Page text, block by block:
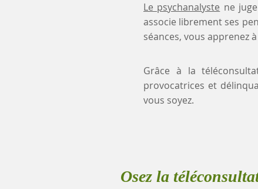
Le psychanalyste ne
associe librement ses
séances, vous apprenez
Grâce à la
provocatrices et
vous soyez.
Osez la